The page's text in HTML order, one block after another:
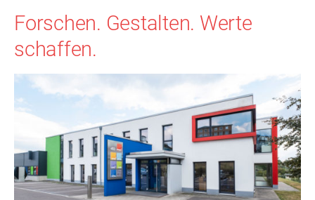
Forschen. Gestalten. Werte
schaffen.